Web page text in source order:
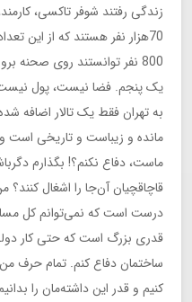
زندگی رفتند شوفر تاکسی،
800 نفر توانستند روی صحنه
یک پنجم. فضا نیست، پول
به تهران فقط یک تالار اضافه
مانده و زیباست و تاریخی
ماست، دفاع نکنم؟! بگذارم
قاچاقچیان آن‌جا را اشغال
درست است که نمی‌توانم کل
قدری بزرگ است که حتی کار
ساختمان دفاع کنم. تمام حرف
کنیم و قدر این داشته‌مان را